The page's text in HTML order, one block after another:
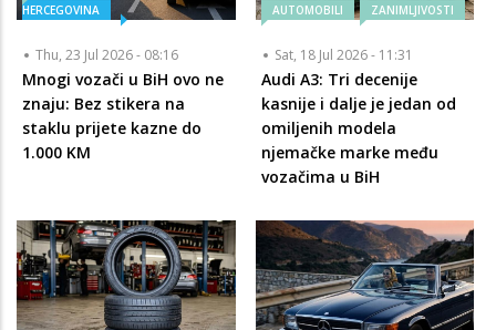
HERCEGOVINA
Thu, 23 Jul 2026 - 08:16
Mnogi vozači u BiH ovo ne
znaju: Bez stikera na
staklu prijete kazne do
1.000 KM
AUTOMOBILI ZANIMLJIVOSTI
Sat, 18 Jul 2026 - 11:31
Audi A3: Tri decenije
kasnije i dalje je jedan od
omiljenih modela
njemačke marke među
vozačima u BiH